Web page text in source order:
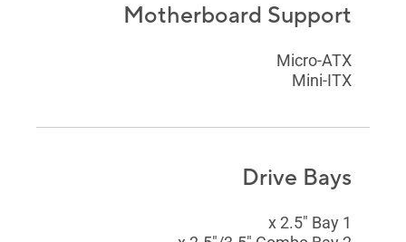
Motherboard Support
Micro-ATX
Mini-ITX
Drive Bays
1 x 2.5" Bay